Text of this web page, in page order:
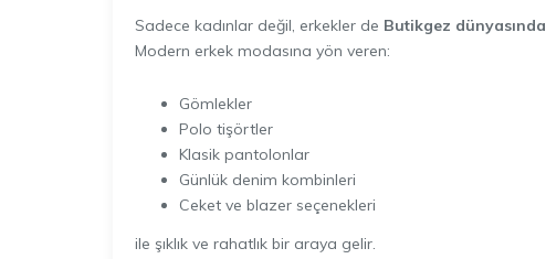
Sadece kadınlar değil, erkekler de Butikgez dünyasında
Modern erkek modasına yön veren:
Gömlekler
Polo tişörtler
Klasik pantolonlar
Günlük denim kombinleri
Ceket ve blazer seçenekleri
ile şıklık ve rahatlık bir araya gelir.